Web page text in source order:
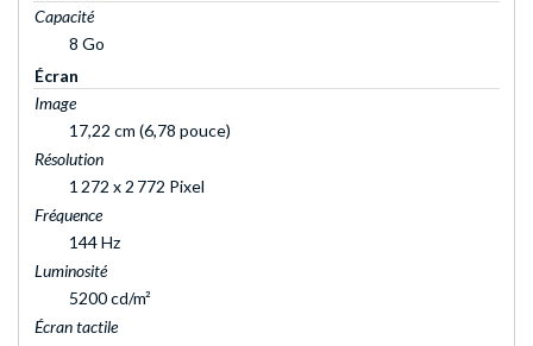
Capacité
8 Go
Écran
Image
17,22 cm (6,78 pouce)
Résolution
1 272 x 2 772 Pixel
Fréquence
144 Hz
Luminosité
5200 cd/m²
Écran tactile